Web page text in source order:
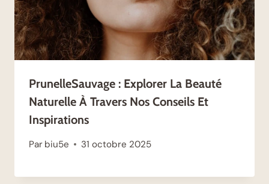
PrunelleSauvage : Explorer La Beauté
Naturelle À Travers Nos Conseils Et
Inspirations
Par biu5e 31 octobre 2025